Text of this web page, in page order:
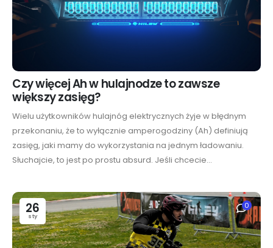
Czy więcej Ah w hulajnodze to zawsze
większy zasięg?
Wielu użytkowników hulajnóg elektrycznych żyje w błędnym
przekonaniu, że to wyłącznie amperogodziny (Ah) definiują
zasięg, jaki mamy do wykorzystania na jednym ładowaniu.
Słuchajcie, to jest po prostu absurd. Jeśli chcecie...
26
sty
0